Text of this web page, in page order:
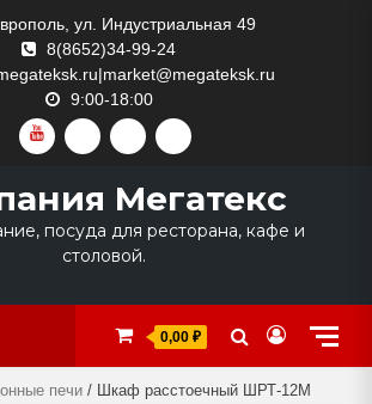
ул. Индустриальная 49
8(8652)34-99-24
9:00-18:00
YOUTUBEVKVIDEORUTUBEDZEN
Мегатекс
посуда для ресторана, кафе и
столовой.
0,00 ₽
печи / Шкаф расстоечный ШРТ-12М